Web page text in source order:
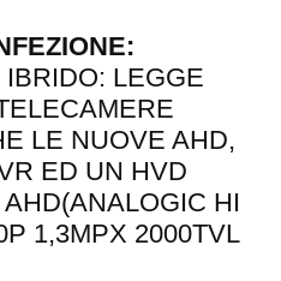
LEGGE
LE NUOVE AHD,
ED UN HVD
HI
1,3MPX 2000TVL